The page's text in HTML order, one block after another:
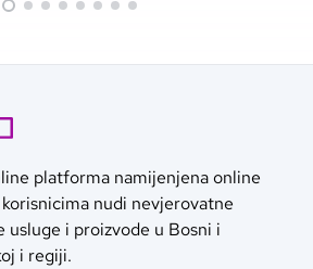
platforma namijenjena online
nudi nevjerovatne
usluge i proizvode u Bosni i
i regiji.